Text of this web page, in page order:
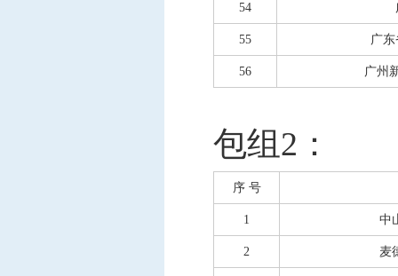
54
55 广
56 广州
包组 2：
序 号
1 中
2 麦